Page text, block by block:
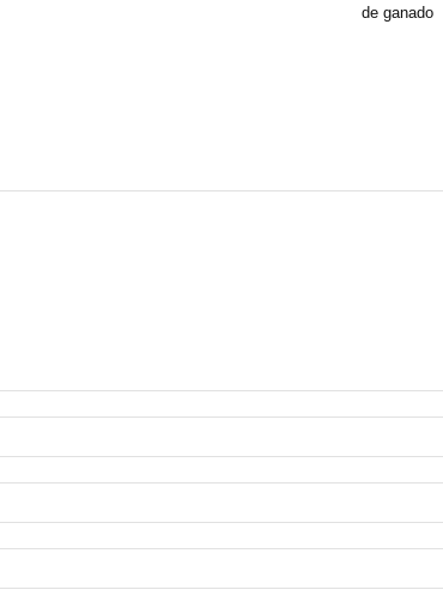
de ganado